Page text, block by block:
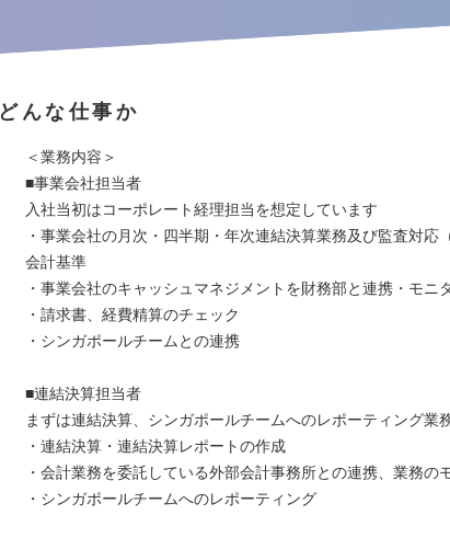
どんな仕事か
＜業務内容＞
■事業会社担当者
入社当初はコーポレート経理担当を想定しています
・事業会社の月次・四半期・年次連結決算業務及び監査対
会計基準
・事業会社のキャッシュマネジメントを財務部と連携・モニ
・請求書、経費精算のチェック
・シンガポールチームとの連携
■連結決算担当者
まずは連結決算、シンガポールチームへのレポーティング業
・連結決算・連結決算レポートの作成
・会計業務を委託している外部会計事務所との連携、業務の
・シンガポールチームへのレポーティング